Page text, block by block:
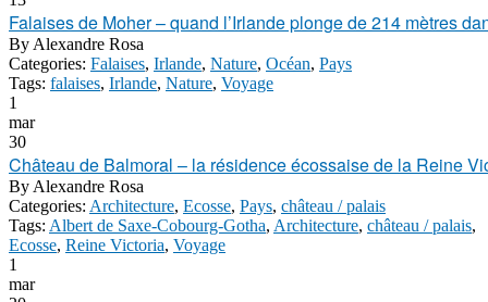
Falaises de Moher – quand l’Irlande plonge de 214 mètres
By Alexandre Rosa
Categories: Falaises, Irlande, Nature, Océan, Pays
Tags: falaises, Irlande, Nature, Voyage
1
mar
30
Château de Balmoral – la résidence écossaise de la Reine
By Alexandre Rosa
Categories: Architecture, Ecosse, Pays, château / palais
Tags: Albert de Saxe-Cobourg-Gotha, Architecture, château / palais,
Ecosse, Reine Victoria, Voyage
1
mar